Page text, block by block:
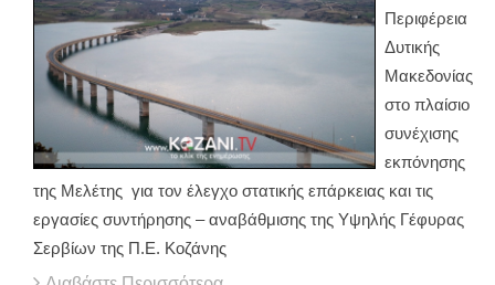
Περιφέρεια
Δυτικής
Μακεδονίας
στο πλαίσιο
συνέχισης
εκπόνησης
της Μελέτης για τον έλεγχο στατικής επάρκειας και τις
εργασίες συντήρησης – αναβάθμισης της Υψηλής Γέφυρας
Σερβίων της Π.Ε. Κοζάνης